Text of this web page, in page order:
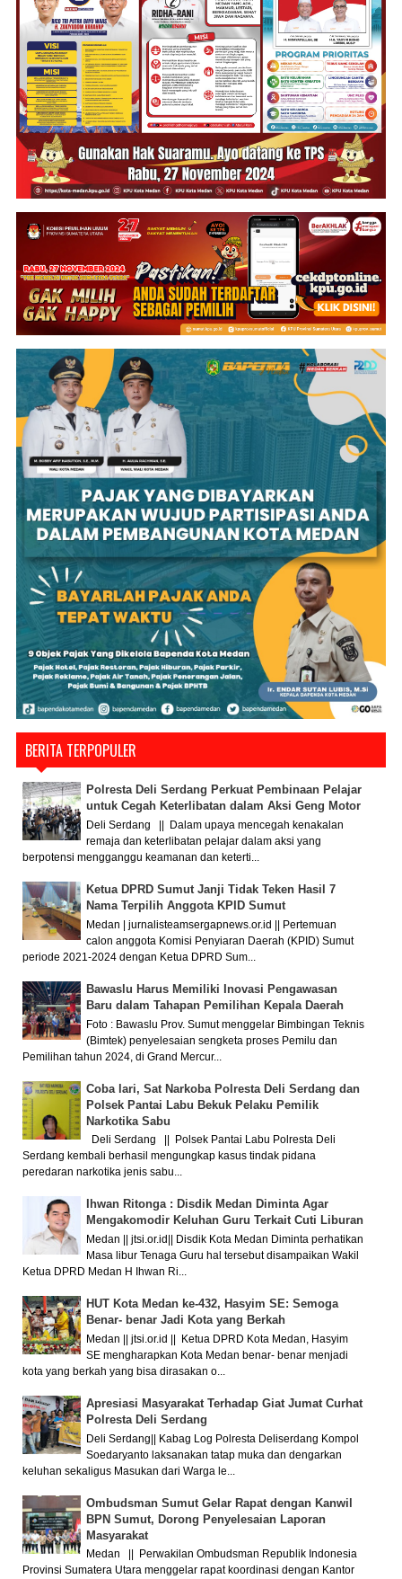
BERITA TERPOPULER
Polresta Deli Serdang Perkuat Pembinaan Pelajar
untuk Cegah Keterlibatan dalam Aksi Geng Motor
Deli Serdang || Dalam upaya mencegah kenakalan
remaja dan keterlibatan pelajar dalam aksi yang
berpotensi mengganggu keamanan dan keterti...
Ketua DPRD Sumut Janji Tidak Teken Hasil 7
Nama Terpilih Anggota KPID Sumut
Medan | jurnalisteamsergapnews.or.id || Pertemuan
calon anggota Komisi Penyiaran Daerah (KPID) Sumut
periode 2021-2024 dengan Ketua DPRD Sum...
Bawaslu Harus Memiliki Inovasi Pengawasan
Baru dalam Tahapan Pemilihan Kepala Daerah
Foto : Bawaslu Prov. Sumut menggelar Bimbingan Teknis
(Bimtek) penyelesaian sengketa proses Pemilu dan
Pemilihan tahun 2024, di Grand Mercur...
Coba lari, Sat Narkoba Polresta Deli Serdang dan
Polsek Pantai Labu Bekuk Pelaku Pemilik
Narkotika Sabu
Deli Serdang || Polsek Pantai Labu Polresta Deli
Serdang kembali berhasil mengungkap kasus tindak pidana
peredaran narkotika jenis sabu...
Ihwan Ritonga : Disdik Medan Diminta Agar
Mengakomodir Keluhan Guru Terkait Cuti Liburan
Medan || jtsi.or.id|| Disdik Kota Medan Diminta perhatikan
Masa libur Tenaga Guru hal tersebut disampaikan Wakil
Ketua DPRD Medan H Ihwan Ri...
HUT Kota Medan ke-432, Hasyim SE: Semoga
Benar- benar Jadi Kota yang Berkah
Medan || jtsi.or.id || Ketua DPRD Kota Medan, Hasyim
SE mengharapkan Kota Medan benar- benar menjadi
kota yang berkah yang bisa dirasakan o...
Apresiasi Masyarakat Terhadap Giat Jumat Curhat
Polresta Deli Serdang
Deli Serdang|| Kabag Log Polresta Deliserdang Kompol
Soedaryanto laksanakan tatap muka dan dengarkan
keluhan sekaligus Masukan dari Warga le...
Ombudsman Sumut Gelar Rapat dengan Kanwil
BPN Sumut, Dorong Penyelesaian Laporan
Masyarakat
Medan || Perwakilan Ombudsman Republik Indonesia
Provinsi Sumatera Utara menggelar rapat koordinasi dengan Kantor